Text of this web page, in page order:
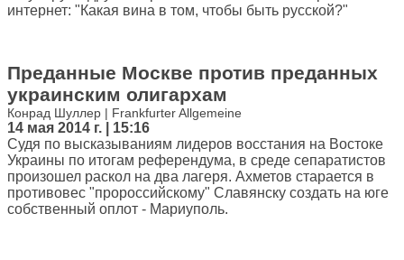
интернет: "Какая вина в том, чтобы быть русской?"
Преданные Москве против преданных
украинским олигархам
Конрад Шуллер | Frankfurter Allgemeine
14 мая 2014 г. | 15:16
Судя по высказываниям лидеров восстания на Востоке
Украины по итогам референдума, в среде сепаратистов
произошел раскол на два лагеря. Ахметов старается в
противовес "пророссийскому" Славянску создать на юге
собственный оплот - Мариуполь.